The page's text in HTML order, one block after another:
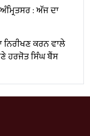
: ਅੱਜ ਦਾ
ਨਿਰੀਖਣ ਕਰਨ ਵਾਲੇ
ਹਰਜੋਤ ਸਿੰਘ ਬੈਂਸ